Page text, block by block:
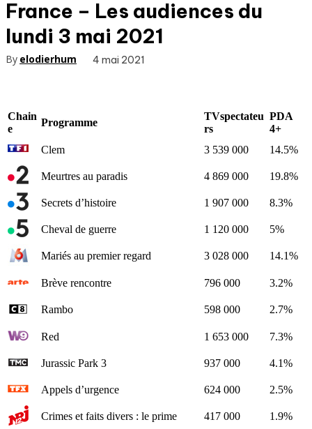
France – Les audiences du
lundi 3 mai 2021
By elodierhum 4 mai 2021
Chain
e
Programme
TVspectateu
rs
PDA
4+
Clem
3 539 000 14.5%
Meurtres au paradis 4 869 000 19.8%
Secrets d’histoire 1 907 000 8.3%
Cheval de guerre 1 120 000 5%
Mariés au premier regard 3 028 000 14.1%
Brève rencontre 796 000 3.2%
Rambo 598 000 2.7%
Red 1 653 000 7.3%
Jurassic Park 3 937 000 4.1%
Appels d’urgence 624 000 2.5%
Crimes et faits divers : le prime 417 000 1.9%